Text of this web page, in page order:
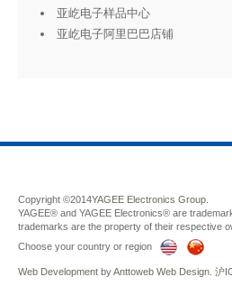
亚屹电子样品中心
亚屹电子阿里巴巴店铺
Copyright ©2014YAGEE Electronics Group.
YAGEE® and YAGEE Electronics® are
trademarks are the property of their respective
Choose your country or region
Web Development byAnttoweb Web Design 沪